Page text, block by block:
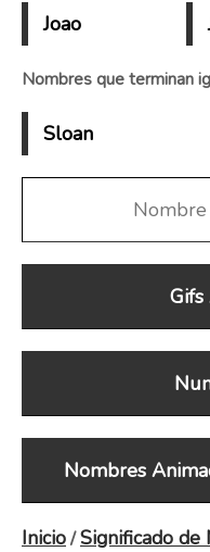
Joao
Nombres que terminan
Sloan
Gifs
Nombres
Inicio/Significado de